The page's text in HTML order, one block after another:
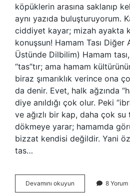
köpüklerin arasına saklanıp
aynı yazıda buluşturuyorum.
ciddiyet kayar; mizah ayakta
konuşsun! Hamam Tası Diğer
Üstünde Dilbilim) Hamam
“tas”tır; ama hamam
biraz şımarıklık verince ona
da denir. Evet, halk ağzında
diye anıldığı çok olur. Peki
ve ağızlı bir kap, daha çok su
dökmeye yarar; hamamda
bizzat kendisi değildir. Yani
tas…
Devamını okuyun
tası
8 Yorum